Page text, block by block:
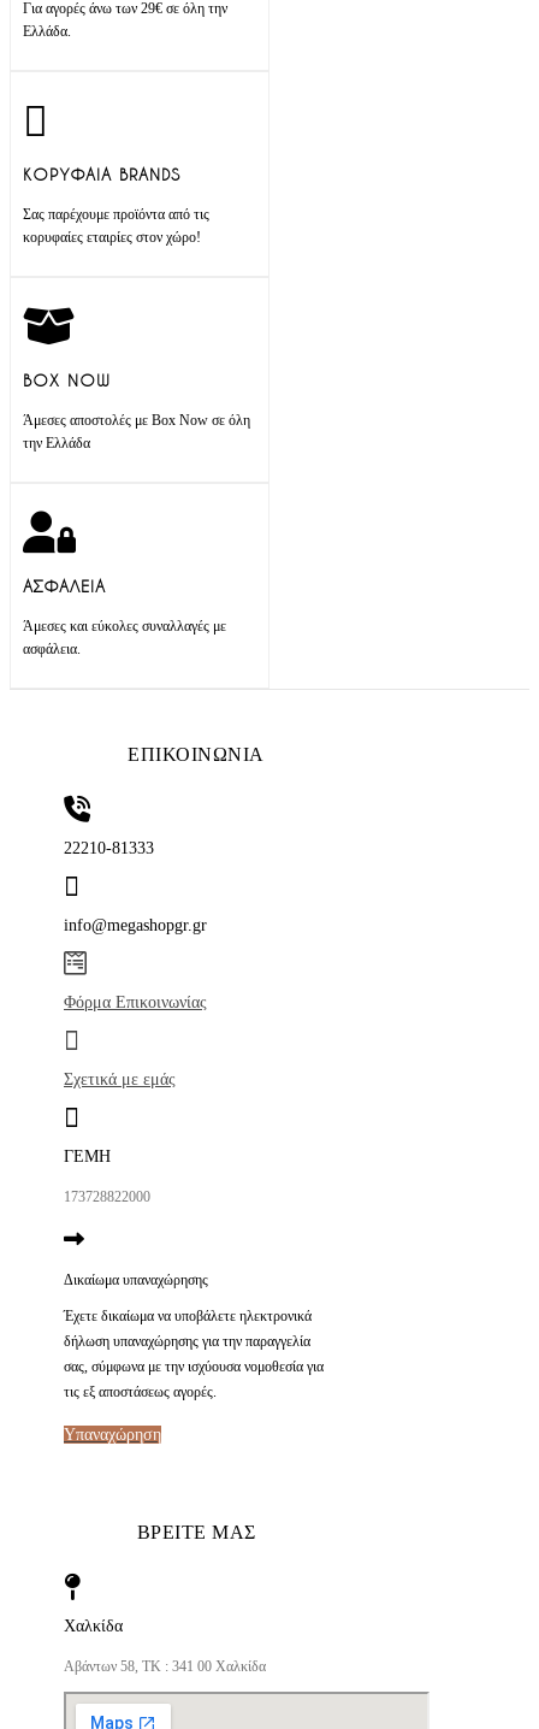
του
Για αγορές άνω των 29€ σε όλη την
Ελλάδα.
ΚΟΡΥΦΑΙΑ BRANDS
Σας παρέχουμε προϊόντα από τις
κορυφαίες εταιρίες στον χώρο!
BOX NOW
Άμεσες αποστολές με Box Now σε όλη
την Ελλάδα
ΑΣΦΑΛΕΙΑ
Άμεσες και εύκολες συναλλαγές με
ασφάλεια.
ΕΠΙΚΟΙΝΩΝΙΑ
22210-81333
info@megashopgr.gr
Φόρμα Επικοινωνίας
Σχετικά με εμάς
ΓΕΜΗ
173728822000
Δικαίωμα υπαναχώρησης
Έχετε δικαίωμα να υποβάλετε ηλεκτρονικά
δήλωση υπαναχώρησης για την παραγγελία
σας, σύμφωνα με την ισχύουσα νομοθεσία για
τις εξ αποστάσεως αγορές.
Υπαναχώρηση
ΒΡΕΙΤΕ ΜΑΣ
Χαλκίδα
Αβάντων 58, ΤΚ : 341 00 Χαλκίδα